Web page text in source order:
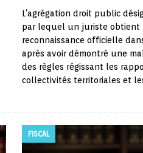
L’agrégation droit public
par lequel un juriste obtient
reconnaissance officielle
après avoir démontré une
des règles régissant les
collectivités territoriales et
FISCAL